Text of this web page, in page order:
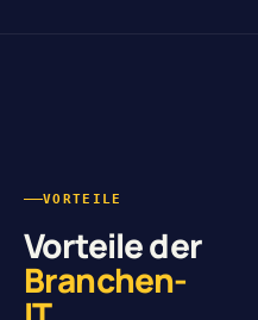
VORTEILE
Vorteile der
Branchen-